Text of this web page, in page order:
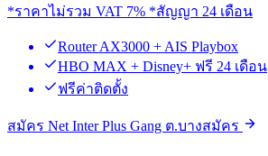
*ราคาไม่รวม VAT 7% *สัญญา 24 เดือน
Router AX3000 + AIS Playbox
HBO MAX + Disney+ ฟรี 24 เดือน
ฟรีค่าติดตั้ง
สมัคร Net Inter Plus Gang ต.บางสมัคร